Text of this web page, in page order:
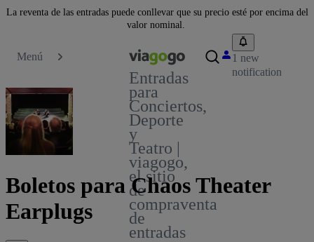
La reventa de las entradas puede conllevar que su precio esté por encima del
valor nominal.
Menú
Entradas
para
Conciertos,
Deporte
y
Teatro |
viagogo,
el sitio
de
compraventa
de
entradas
1 new
notification
Boletos para Chaos Theater
Earplugs